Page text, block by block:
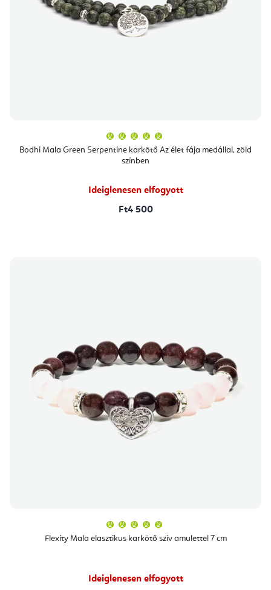
Bodhi Mala Green Serpentine karkötő Az élet fája medállal, zöld
színben
átlagos
értékelése
Ideiglenesen elfogyott
Ft4 500
Flexity Mala elasztikus karkötő szív amulettel 7 cm
átlagos
értékelése
Ideiglenesen elfogyott